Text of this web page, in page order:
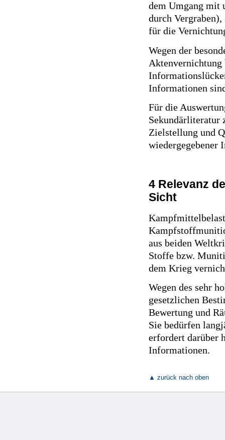
dem Umgang mit
durch
für die
Wegen der
Aktenvernichtung
Informationen
Für die
Sekundärliteratur
Zielstellung und
wiedergegebener
4 Relevanz
Sicht
aus beiden
Stoffe bzw.
dem Krieg
Wegen des sehr
gesetzlichen
Bewertung und
Sie bedürfen
erfordert darüber
Informationen.
▲ zurück nach oben